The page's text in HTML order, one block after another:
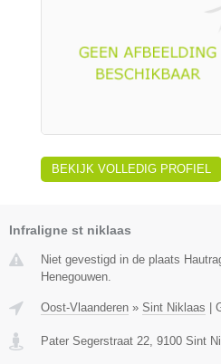
BEKIJK VOLLEDIG PROFIEL
Infraligne st niklaas
Niet gevestigd in de plaats
Henegouwen.
Oost-Vlaanderen » Sint Niklaas |
Pater Segerstraat 22 9100 Sint